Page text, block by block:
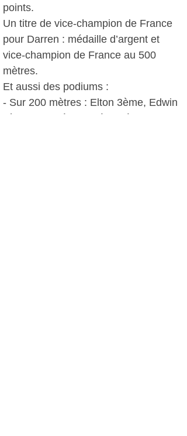
points.
Un titre de vice-champion de France
pour Darren : médaille d’argent et
vice-champion de France au 500
mètres.
Et aussi des podiums :
- Sur 200 mètres : Elton 3ème, Edwin